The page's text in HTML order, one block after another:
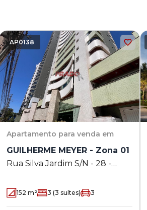
AP0138
Apartamento para venda em
GUILHERME MEYER - Zona 01
Rua Silva Jardim S/N - 28 -
152 m² 3 (3 suítes) 3